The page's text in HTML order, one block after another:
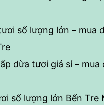
số lượng lớn – mua
dừa tươi giá sỉ – mua
số lượng lớn Bến Tre